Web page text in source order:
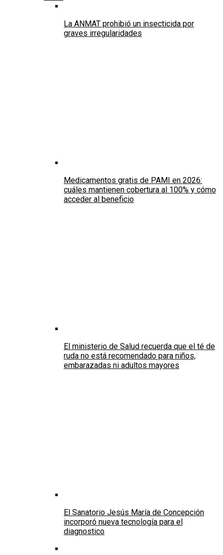
La ANMAT prohibió un insecticida por
graves irregularidades
Medicamentos gratis de PAMI en 2026:
cuáles mantienen cobertura al 100% y cómo
acceder al beneficio
El ministerio de Salud recuerda que el té de
ruda no está recomendado para niños,
embarazadas ni adultos mayores
El Sanatorio Jesús María de Concepción
incorporó nueva tecnología para el
diagnostico